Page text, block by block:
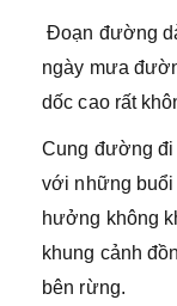
Đoạn đường
ngày mưa
dốc cao rất
Cung đường đi
với những buổi
hưởng không
khung cảnh
bên rừng.